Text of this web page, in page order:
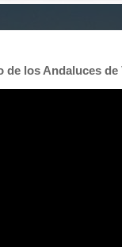
de los Andaluces de